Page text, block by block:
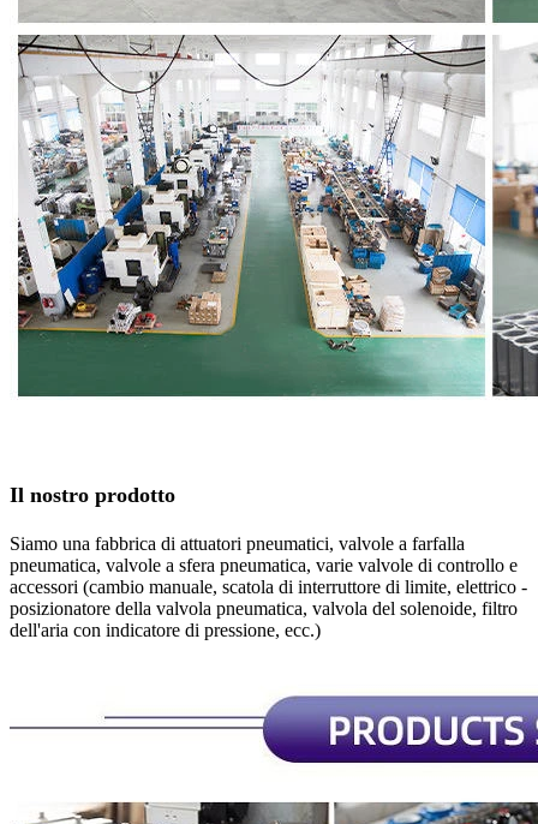
Il nostro prodotto
Siamo una fabbrica di attuatori pneumatici, valvole a farfalla
pneumatica, valvole a sfera pneumatica, varie valvole di controllo e
accessori (cambio manuale, scatola di interruttore di limite, elettrico -
posizionatore della valvola pneumatica, valvola del solenoide, filtro
dell'aria con indicatore di pressione, ecc.)